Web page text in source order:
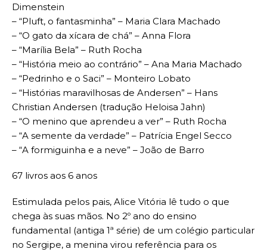
Dimenstein
– “Pluft, o fantasminha” – Maria Clara Machado
– “O gato da xícara de chá” – Anna Flora
– “Marília Bela” – Ruth Rocha
– “História meio ao contrário” – Ana Maria Machado
– “Pedrinho e o Saci” – Monteiro Lobato
– “Histórias maravilhosas de Andersen” – Hans
Christian Andersen (tradução Heloisa Jahn)
– “O menino que aprendeu a ver” – Ruth Rocha
– “A semente da verdade” – Patrícia Engel Secco
– “A formiguinha e a neve” – João de Barro
67 livros aos 6 anos
Estimulada pelos pais, Alice Vitória lê tudo o que
chega às suas mãos. No 2º ano do ensino
fundamental (antiga 1ª série) de um colégio particular
no Sergipe, a menina virou referência para os